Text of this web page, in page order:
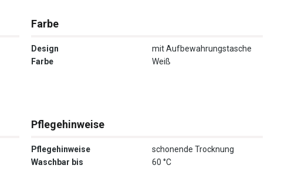
Farbe
Design
mit Aufbewahrungstasche
Farbe
Weiß
Pflegehinweise
Pflegehinweise
schonende Trocknung
Waschbar bis
60 °C